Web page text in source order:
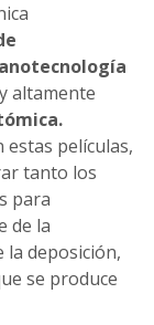
altamente
estas películas,
tanto los
para
de la
la deposición,
se produce